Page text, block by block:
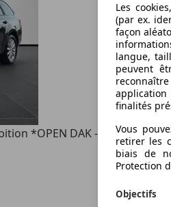
*OPEN DAK -
Les
(par ex.
façon
langue,
peuvent
finalités
Vous
retirer les
biais de
Protection
Objectifs